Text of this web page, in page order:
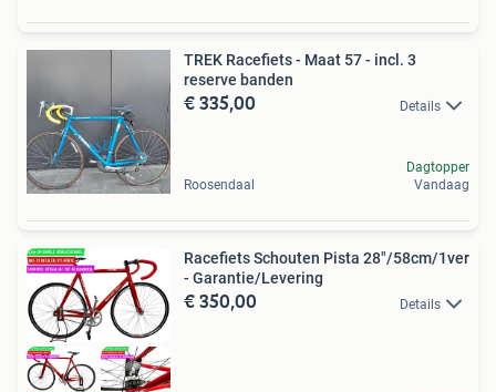
TREK Racefiets - Maat 57 - incl. 3
reserve banden
€ 335,00 Details
Roosendaal
Dagtopper
Vandaag
Racefiets Schouten Pista 28"/58cm/1ver
- Garantie/Levering
€ 350,00 Details